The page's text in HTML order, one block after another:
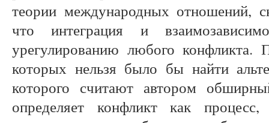
теории международных отношений,
что интеграция и
урегулированию любого
которых нельзя было бы найти
которого считают автором
определяет конфликт как